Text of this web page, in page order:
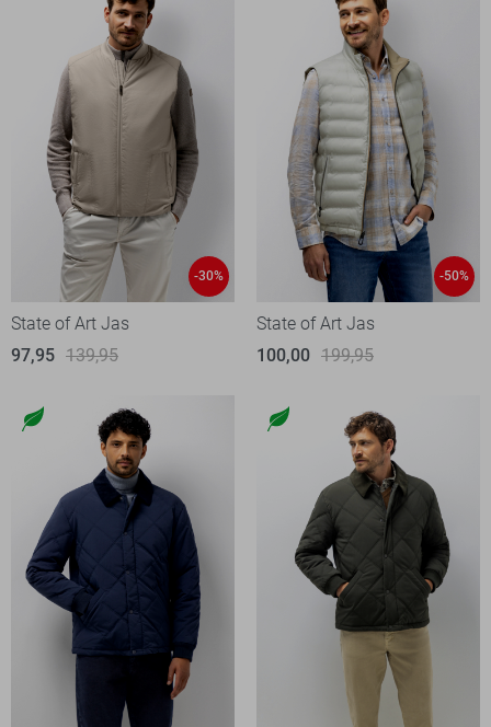
-30%
State of Art Jas
97,95 139,95
-50%
State of Art Jas
100,00 199,95